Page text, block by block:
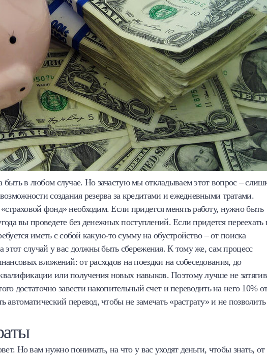
в любом случае. Но зачастую мы откладываем этот вопрос –
создания резерва за кредитами и ежедневными тратами.
фонд» необходим. Если придется менять работу, нужно быть
вы проведете без денежных поступлений. Если придется переехать
иметь с собой какую-то сумму на обустройство – от поиска
случай у вас должны быть сбережения. К тому же, сам процесс
вложений: от расходов на поездки на собеседования, до
или получения новых навыков. Поэтому лучше не
достаточно завести накопительный счет и переводить на него 10%
перевод, чтобы не замечать «растрату» и не позволить
Но вам нужно понимать, на что у вас уходят деньги, чтобы знать, от